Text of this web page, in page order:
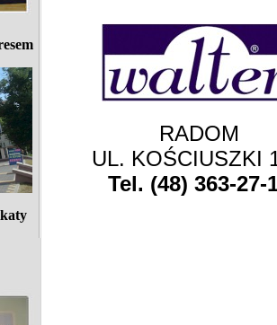
RADOM
UL. KOŚCIUSZKI
Tel. (48) 363-27-